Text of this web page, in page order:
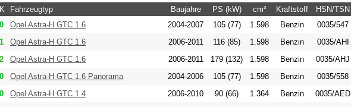
Fahrzeugtyp Baujahre PS (kW) cm³ Kraftstoff
HSN/TSN
Opel Astra-H GTC 1.6 2004-2007 105 (77) 1.598 Benzin
0035/547
Opel Astra-H GTC 1.6 2006-2011 116 (85) 1.598 Benzin
0035/AHI
Opel Astra-H GTC 1.6 2006-2011 179 (132) 1.598 Benzin
0035/AHJ
Opel Astra-H GTC 1.6 Panorama 2004-2006 105 (77) 1.598 Benzin
0035/558
Opel Astra-H GTC 1.4 2006-2010 90 (66) 1.364 Benzin
0035/AED